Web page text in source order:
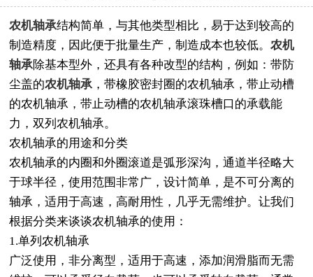
农机轴承结构简单，与其他类型相比，易于达到较高的
制造精度，因此便于批量生产，制造成本也较低。农机
轴承除基本型外，还具有各种改型的结构，例如：带防
尘盖的农机轴承，带橡胶密封圈的农机轴承，带止动槽
的农机轴承，带止动槽的农机轴承滚珠槽口的承载能
力，双列农机轴承。
农机轴承的用途和分类
农机轴承的内圈和外圈滚道是弧形深沟，通道半径略大
于球半径，使用范围非常广，设计简单，是不可分离的
轴承，适用于高速，高耐用性，几乎无需维护。让我们
根据分类来谈谈农机轴承的使用：
1.单列农机轴承
广泛使用，非分离型，适用于高速，添加润滑脂而无需